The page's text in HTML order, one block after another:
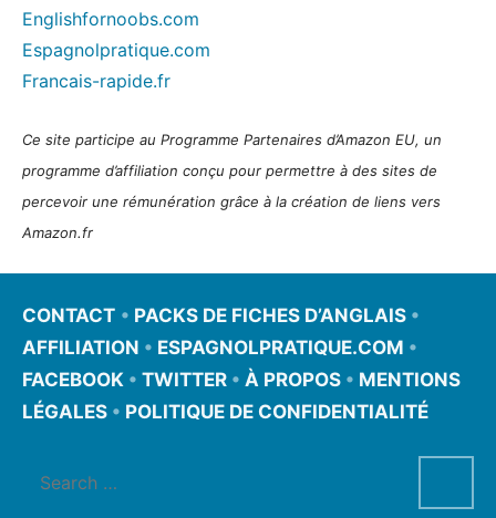
Englishfornoobs.com
Espagnolpratique.com
Francais-rapide.fr
Ce site participe au Programme Partenaires d’Amazon EU, un
programme d’affiliation conçu pour permettre à des sites de
percevoir une rémunération grâce à la création de liens vers
Amazon.fr
CONTACT • PACKS DE FICHES D’ANGLAIS •
AFFILIATION • ESPAGNOLPRATIQUE.COM •
FACEBOOK • TWITTER • À PROPOS • MENTIONS
LÉGALES • POLITIQUE DE CONFIDENTIALITÉ